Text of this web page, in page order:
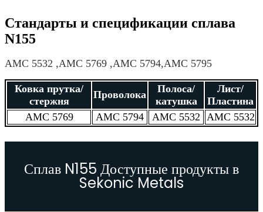
Стандарты и спецификации сплава
N155
АМС 5532 ,АМС 5769 ,АМС 5794,АМС 5795
Ковка прутка/
стержня
Проволока
Полоса/
катушка
Лист/
Пластина
АМС 5769
АМС 5794 АМС 5532 АМС 5532
Сплав N155 Доступные продукты в
Sekonic Metals